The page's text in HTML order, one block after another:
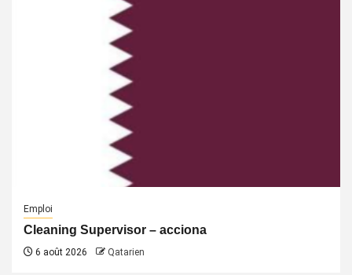
Emploi
Cleaning Supervisor – acciona
6 août 2026 Qatarien